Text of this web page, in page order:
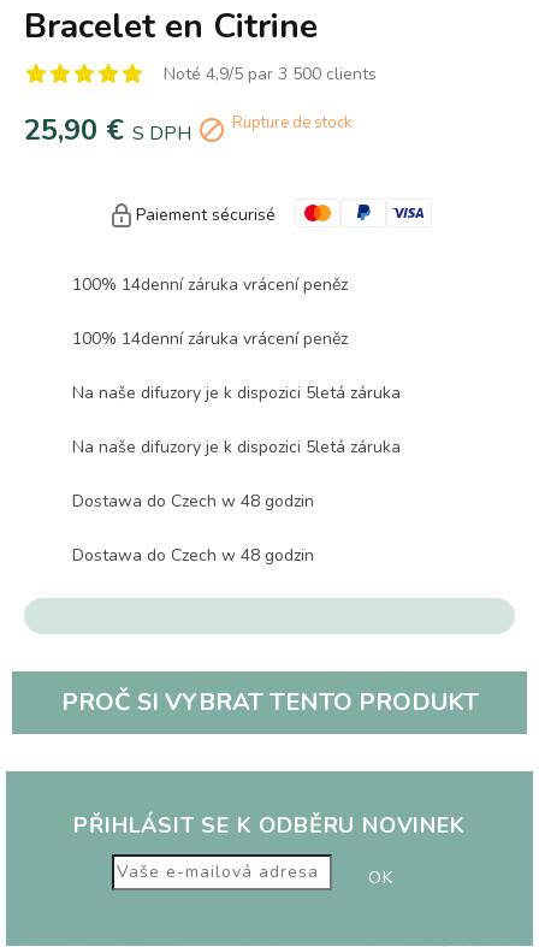
Bracelet en Citrine
Noté 4,9/5 par 3 500 clients
25,90 € S DPH  Rupture de stock
Paiement sécurisé
100% 14denní záruka vrácení peněz
100% 14denní záruka vrácení peněz
Na naše difuzory je k dispozici 5letá záruka
Na naše difuzory je k dispozici 5letá záruka
Dostawa do Czech w 48 godzin
Dostawa do Czech w 48 godzin
PROČ SI VYBRAT TENTO PRODUKT
PŘIHLÁSIT SE K ODBĚRU NOVINEK